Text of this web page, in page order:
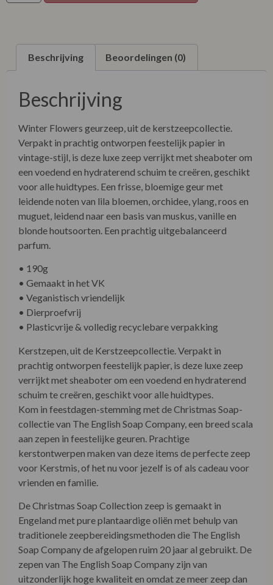
Beschrijving Beoordelingen (0)
Beschrijving
Winter Flowers geurzeep, uit de kerstzeepcollectie.
Verpakt in prachtig ontworpen feestelijk papier in
vintage-stijl, is deze luxe zeep verrijkt met sheaboter om
een voedend en hydraterend schuim te creëren, geschikt
voor alle huidtypes. Een frisse, bloemige geur met
leidende noten van lila bloemen, orchidee, ylang, roos en
muguet, leidend naar een basis van muskus, vanille en
blonde houtsoorten. Een prachtig uitgebalanceerd
parfum.
• 190g
• Gemaakt in het VK
• Veganistisch vriendelijk
• Dierproefvrij
• Plasticvrije & volledig recyclebare verpakking
Kerstzepen, uit de Kerstzeepcollectie. Verpakt in
prachtig ontworpen feestelijk papier, is deze luxe zeep
verrijkt met sheaboter om een voedend en hydraterend
schuim te creëren, geschikt voor alle huidtypes.
Kom in feestdagen-stemming met de Christmas Soap-
collectie van The English Soap Company, een breed scala
aan zepen in feestelijke geuren. Prachtige
kerstontwerpen maken van deze items de perfecte zeep
voor Kerstmis, of het nu voor jezelf is of als cadeau voor
vrienden en familie.
De Christmas Soap Collection zeep is gemaakt in
Engeland met pure plantaardige oliën met behulp van
traditionele zeepbereidingsmethoden die The English
Soap Company de afgelopen ruim 20 jaar al gebruikt. De
zepen van The English Soap Company zijn van
uitzonderlijk hoge kwaliteit en omdat ze meer zeep dan